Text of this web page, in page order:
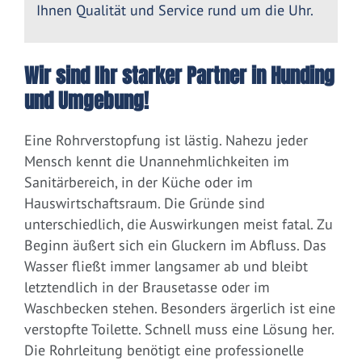
Ihnen Qualität und Service rund um die Uhr.
Wir sind Ihr starker Partner in Hunding
und Umgebung!
Eine Rohrverstopfung ist lästig. Nahezu jeder
Mensch kennt die Unannehmlichkeiten im
Sanitärbereich, in der Küche oder im
Hauswirtschaftsraum. Die Gründe sind
unterschiedlich, die Auswirkungen meist fatal. Zu
Beginn äußert sich ein Gluckern im Abfluss. Das
Wasser fließt immer langsamer ab und bleibt
letztendlich in der Brausetasse oder im
Waschbecken stehen. Besonders ärgerlich ist eine
verstopfte Toilette. Schnell muss eine Lösung her.
Die Rohrleitung benötigt eine professionelle